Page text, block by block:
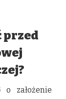
przed
o założenie